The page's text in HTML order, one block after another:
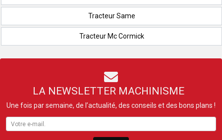
Tracteur Same
Tracteur Mc Cormick
LA NEWSLETTER MACHINISME
Une fois par semaine, de l’actualité, des conseils et des bons plans !